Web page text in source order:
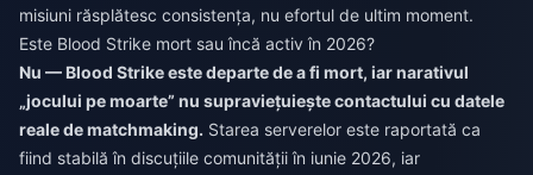
misiuni răsplătesc consistența, nu efortul de ultim moment.
Este Blood Strike mort sau încă activ în 2026?
Nu — Blood Strike este departe de a fi mort, iar narativul
„jocului pe moarte” nu supraviețuiește contactului cu datele
reale de matchmaking. Starea serverelor este raportată ca
fiind stabilă în discuțiile comunității în iunie 2026, iar